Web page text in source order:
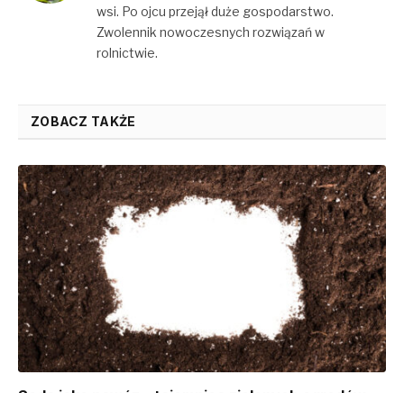
wsi. Po ojcu przejął duże gospodarstwo.
Zwolennik nowoczesnych rozwiązań w
rolnictwie.
ZOBACZ TAKŻE